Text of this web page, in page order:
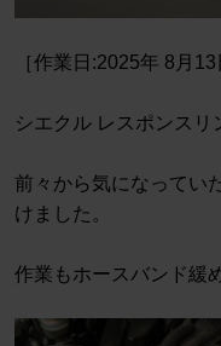
［作業日:2025年 8月13
シエクル レスポンスリ
前々から気になってい
けました。
作業もホースバンド緩